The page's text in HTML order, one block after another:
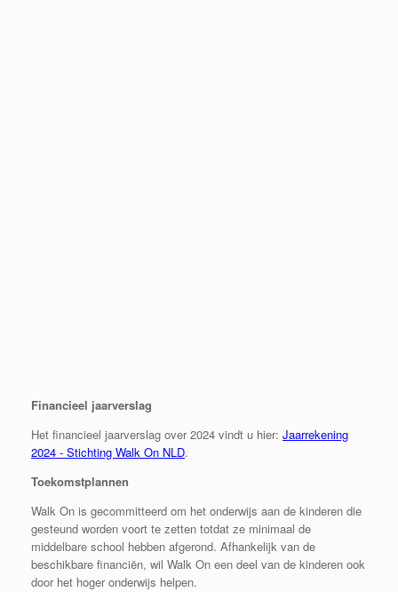
Financieel jaarverslag
Het financieel jaarverslag over 2024 vindt u hier: Jaarrekening
2024 - Stichting Walk On NLD.
Toekomstplannen
Walk On is gecommitteerd om het onderwijs aan de kinderen die
gesteund worden voort te zetten totdat ze minimaal de
middelbare school hebben afgerond. Afhankelijk van de
beschikbare financiën, wil Walk On een deel van de kinderen ook
door het hoger onderwijs helpen.